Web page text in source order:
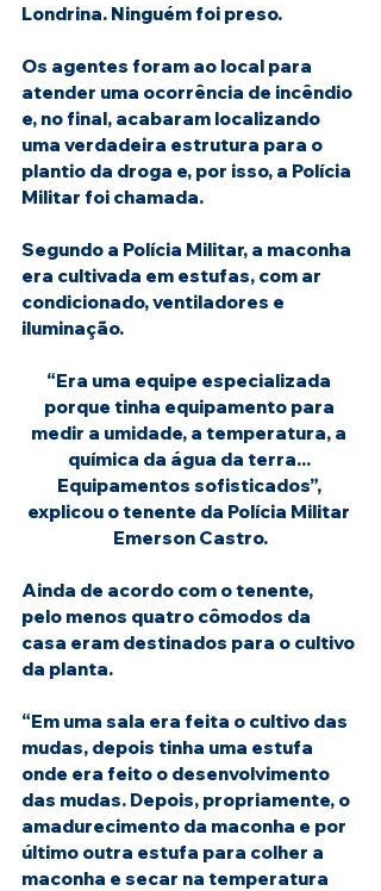
Londrina. Ninguém foi preso.
Os agentes foram ao local para
atender uma ocorrência de incêndio
e, no final, acabaram localizando
uma verdadeira estrutura para o
plantio da droga e, por isso, a Polícia
Militar foi chamada.
Segundo a Polícia Militar, a maconha
era cultivada em estufas, com ar
condicionado, ventiladores e
iluminação.
“Era uma equipe especializada
porque tinha equipamento para
medir a umidade, a temperatura, a
química da água da terra...
Equipamentos sofisticados”,
explicou o tenente da Polícia Militar
Emerson Castro.
Ainda de acordo com o tenente,
pelo menos quatro cômodos da
casa eram destinados para o cultivo
da planta.
“Em uma sala era feita o cultivo das
mudas, depois tinha uma estufa
onde era feito o desenvolvimento
das mudas. Depois, propriamente, o
amadurecimento da maconha e por
último outra estufa para colher a
maconha e secar na temperatura